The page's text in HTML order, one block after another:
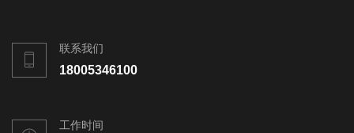
联系我们
18005346100
工作时间